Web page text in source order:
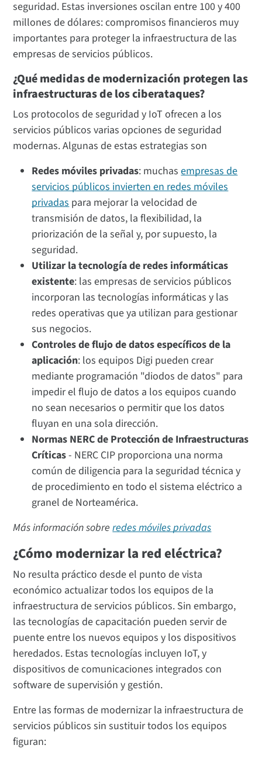
seguridad. Estas inversiones oscilan entre 100 y 400
millones de dólares: compromisos financieros muy
importantes para proteger la infraestructura de las
empresas de servicios públicos.
¿Qué medidas de modernización protegen las
infraestructuras de los ciberataques?
Los protocolos de seguridad y IoT ofrecen a los
servicios públicos varias opciones de seguridad
modernas. Algunas de estas estrategias son
Redes móviles privadas: muchasempresas de
servicios públicos invierten en redes móviles
privadaspara mejorar la velocidad de
transmisión de datos, la flexibilidad, la
priorización de la señal y, por supuesto, la
seguridad.
Utilizar la tecnología de redes informáticas
existente: las empresas de servicios públicos
incorporan las tecnologías informáticas y las
redes operativas que ya utilizan para gestionar
sus negocios.
Controles de flujo de datos específicos de la
aplicación: los equipos Digi pueden crear
mediante programación "diodos de datos" para
impedir el flujo de datos a los equipos cuando
no sean necesarios o permitir que los datos
fluyan en una sola dirección.
Normas NERC de Protección de Infraestructuras
Críticas- NERC CIP proporciona una norma
común de diligencia para la seguridad técnica y
de procedimiento en todo el sistema eléctrico a
granel de Norteamérica.
Más información sobreredes móviles privadas
¿Cómo modernizar la red eléctrica?
No resulta práctico desde el punto de vista
económico actualizar todos los equipos de la
infraestructura de servicios públicos. Sin embargo,
las tecnologías de capacitación pueden servir de
puente entre los nuevos equipos y los dispositivos
heredados. Estas tecnologías incluyen IoT, y
dispositivos de comunicaciones integrados con
software de supervisión y gestión.
Entre las formas de modernizar la infraestructura de
servicios públicos sin sustituir todos los equipos
figuran: